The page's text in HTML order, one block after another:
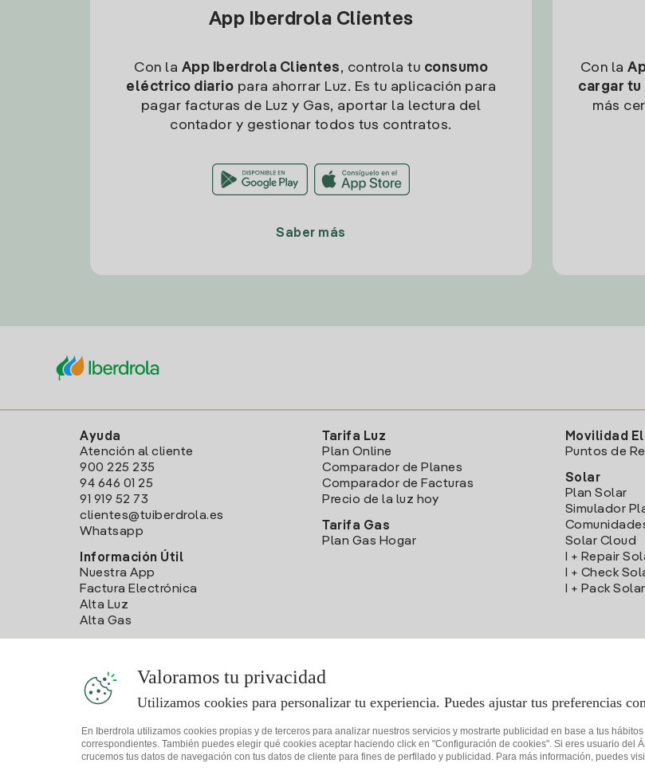
App Iberdrola Clientes
Con la App Iberdrola Clientes, controla tu consumo
eléctrico diario para ahorrar Luz. Es tu aplicación para
pagar facturas de Luz y Gas, aportar la lectura del
contador y gestionar todos tus contratos.
Saber más
Con la
cargar
más
Ayuda
Atención al cliente
900 225 235
94 646 01 25
91 919 52 73
clientes@tuiberdrola.es
Whatsapp
Información Útil
Nuestra App
Factura Electrónica
Alta Luz
Alta Gas
Tarifa Luz
Plan Online
Comparador de Planes
Comparador de Facturas
Precio de la luz hoy
Tarifa Gas
Plan Gas Hogar
Movilidad
Puntos de
Solar
Plan Solar
Simulador
Solar Cloud
I + Repair
I + Check
I + Pack Solar
Valoramos tu privacidad
Utilizamos cookies para personalizar tu experiencia. Puedes ajustar tus preferencias
En Iberdrola utilizamos cookies propias y de terceros para analizar nuestros servicios y mostrarte publicidad en base a tus
correspondientes. También puedes elegir qué cookies aceptar haciendo click en "Configuración de cookies". Si eres usuario del
crucemos tus datos de navegación con tus datos de cliente para fines de perfilado y publicidad. Para más información, puedes